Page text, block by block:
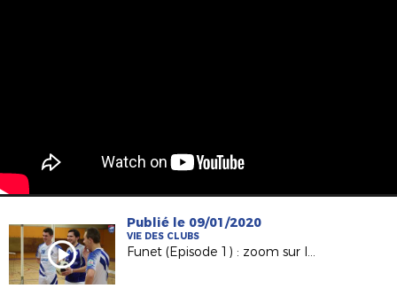
Publié le 09/01/2020
VIE DES CLUBS
Funet (Episode 1) : zoom sur le club de Nantes Laëtitia Tennis Ballon.